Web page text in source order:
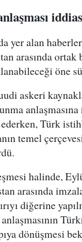
yer alan
arasında ortak
öne
askeri
anlaşmasına
Türk
temel
halinde,
arasında
diğerine
anlaşmasının
dönüşmesi